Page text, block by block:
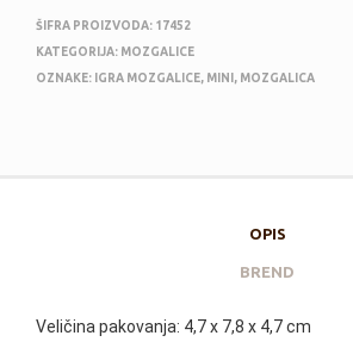
ŠIFRA PROIZVODA: 17452
KATEGORIJA: MOZGALICE
OZNAKE: IGRA MOZGALICE, MINI , MOZGALICA
OPIS
BREND
Veličina pakovanja: 4,7 x 7,8 x 4,7 cm